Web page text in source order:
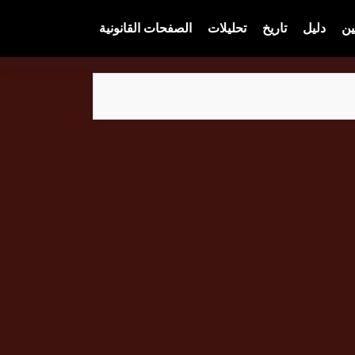
دليل تاريخ تحليلات الصفحات القانونية